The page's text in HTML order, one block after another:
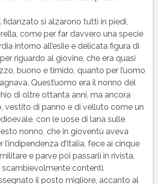
fidanzato si alzarono tutti in piedi,
come per far davvero una specie
intorno all’esile e delicata figura di
riguardo al giovine, che era quasi
buono e timido, quanto per l’uomo
Quest’uomo era il nonno del
di oltre ottanta anni, ma ancora
vestito di panno e di velluto come un
con le uose di lana sulle
nonno, che in gioventù aveva
d’Italia, fece ai cinque
e parve poi passarli in rivista.
scambievolmente contenti.
il posto migliore, accanto al